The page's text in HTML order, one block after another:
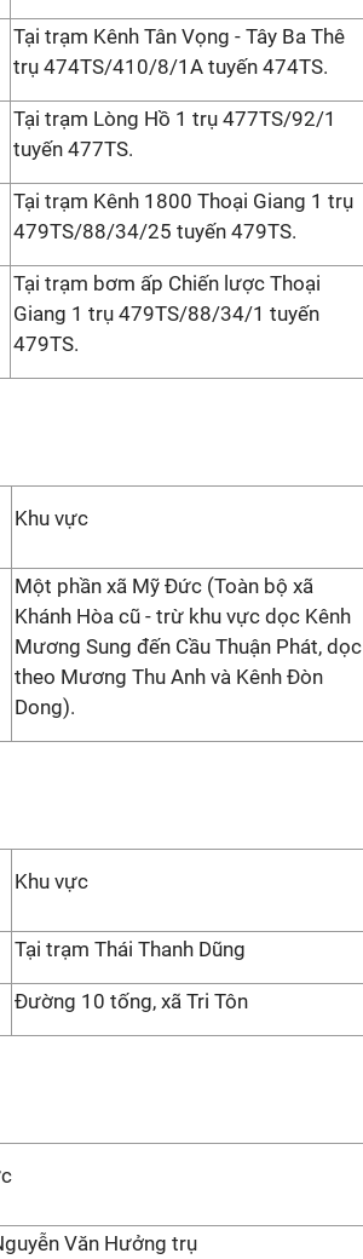
Tại trạm Kênh Tân Vọng - Tây Ba Thê
trụ 474TS/410/8/1A tuyến 474TS.
Tại trạm Lòng Hồ 1 trụ 477TS/92/1
tuyến 477TS.
Tại trạm Kênh 1800 Thoại Giang 1 trụ
479TS/88/34/25 tuyến 479TS.
Tại trạm bơm ấp Chiến lược Thoại
Giang 1 trụ 479TS/88/34/1 tuyến
479TS.
Khu vực
Một phần xã Mỹ Đức (Toàn bộ xã
Khánh Hòa cũ - trừ khu vực dọc Kênh
Mương Sung đến Cầu Thuận Phát, dọc
theo Mương Thu Anh và Kênh Đòn
Dong).
Khu vực
Tại trạm Thái Thanh Dũng
Đường 10 tống, xã Tri Tôn
Văn Hưởng trụ